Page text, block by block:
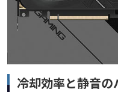
冷却効率と静音の